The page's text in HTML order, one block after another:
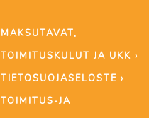
MAKSUTAVAT,
TOIMITUSKULUT JA UKK ›
TIETOSUOJASELOSTE ›
TOIMITUS-JA